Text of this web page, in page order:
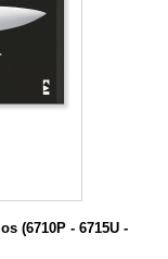
(6710P - 6715U -